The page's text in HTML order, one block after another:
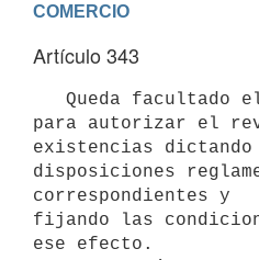
COMERCIO
Artículo 343
para autorizar el
existencias
disposiciones
correspondientes y
fijando las
ese efecto.